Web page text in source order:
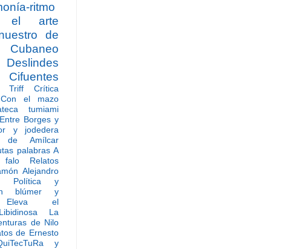
ritmo
el arte
de
Cubaneo
Deslindes
Triff
Crítica
Con el mazo
tumiami
Entre Borges y
y jodedera
de Amílcar
palabras A
Relatos
Alejandro
Política y
blúmer y
Eleva el
Libidinosa
La
de Nilo
de Ernesto
y